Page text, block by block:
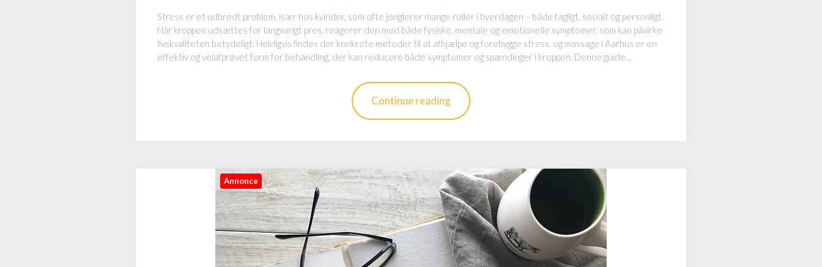
Stress er et udbredt problem, især hos kvinder, som ofte jonglerer mange roller i hverdagen – både fagligt, socialt og personligt.
Når kroppen udsættes for langvarigt pres, reagerer den med både fysiske, mentale og emotionelle symptomer, som kan påvirke
livskvaliteten betydeligt. Heldigvis findes der konkrete metoder til at afhjælpe og forebygge stress, og massage i Aarhus er en
effektiv og velafprøvet form for behandling, der kan reducere både symptomer og spændinger i kroppen. Denne guide…
Continue reading
Annonce